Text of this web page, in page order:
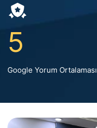
5
Google Yorum Ortalaması